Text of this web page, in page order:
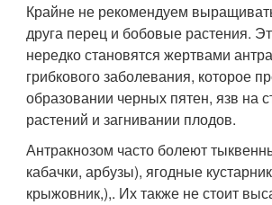
Крайне не рекомендуем
друга перец и бобовые растения.
нередко становятся жертвами
грибкового заболевания, которое
образовании черных пятен, язв на
растений и загнивании плодов.
Антракнозом часто болеют
кабачки, арбузы), ягодные
крыжовник,),. Их также не стоит